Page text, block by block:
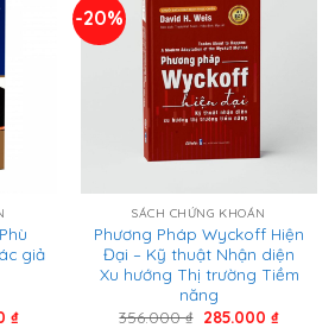
giả
₫Giá
-20%
SÁCH CHỨNG KHOÁN
Phương Pháp Wyckoff Hiện
Đại – Kỹ thuật Nhận diện
Xu hướng Thị trường Tiềm
năng
356.000₫ Giá
285.000 ₫Giá